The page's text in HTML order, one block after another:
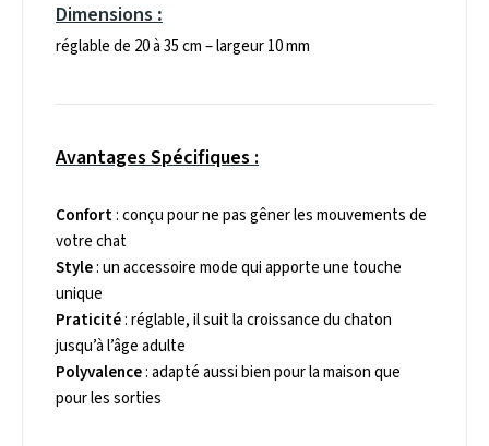
Dimensions:
réglable de 20 à 35 cm – largeur 10 mm
Avantages Spécifiques :
Confort: conçu pour ne pas gêner les mouvements de
votre chat
Style: un accessoire mode qui apporte une touche
unique
Praticité: réglable, il suit la croissance du chaton
jusqu’à l’âge adulte
Polyvalence: adapté aussi bien pour la maison que
pour les sorties